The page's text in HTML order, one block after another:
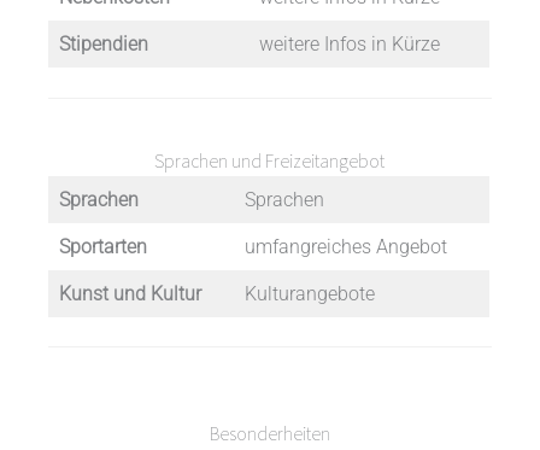
Stipendien weitere Infos in Kürze
Sprachen und Freizeitangebot
Sprachen Sprachen
Sportarten umfangreiches Angebot
Kunst und Kultur Kulturangebote
Besonderheiten